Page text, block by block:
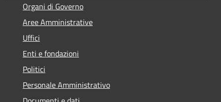
Organi di Governo
Aree Amministrative
Uffici
Enti e fondazioni
Politici
Personale Amministrativo